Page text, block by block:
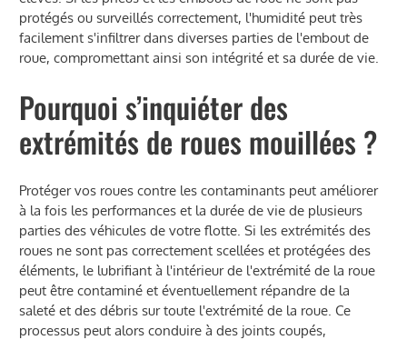
protégés ou surveillés correctement, l'humidité peut très
facilement s'infiltrer dans diverses parties de l'embout de
roue, compromettant ainsi son intégrité et sa durée de vie.
Pourquoi s’inquiéter des
extrémités de roues mouillées ?
Protéger vos roues contre les contaminants peut améliorer
à la fois les performances et la durée de vie de plusieurs
parties des véhicules de votre flotte. Si les extrémités des
roues ne sont pas correctement scellées et protégées des
éléments, le lubrifiant à l'intérieur de l'extrémité de la roue
peut être contaminé et éventuellement répandre de la
saleté et des débris sur toute l'extrémité de la roue. Ce
processus peut alors conduire à des joints coupés,